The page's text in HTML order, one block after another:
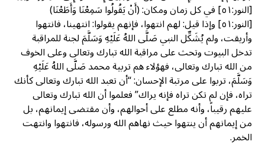
[النور:٥١] في كل زمان ومكان: (أَنْ يَقُولُوا سَمِعْنَا وَأَطَعْنَا)
[النور:٥١] وإذا قيل: لهم انتهوا، فإنهم يقولوا: انتهينا، فانتهوا
وأريقت، ولم يُشَكِّل النبي صَلَّى اللهُ عَلَيْهِ وَسَلَّمَ لجنة للمراقبة
تدخل البيوت وتحث على مراقبة الله تبارك وتعالى وعلى الخوف
من الله تبارك وتعالى، فهؤلاء هم تربية محمد صَلَّى اللهُ عَلَيْهِ
وَسَلَّمَ، تربوا على مرتبة الإحسان: “أن تعبد الله تبارك وتعالى كأنك
تراه، فإن لم تكن تراه فإنه يراك” فعلموا أن الله تبارك وتعالى
عليهم رقيباً، وأنه مطلع على أحوالهم، وأن مقتضى إيمانهم، بل
من إيمانهم أن ينتهوا حيث نهاهم الله ورسوله، فانتهوا وانتهت
الخمر.